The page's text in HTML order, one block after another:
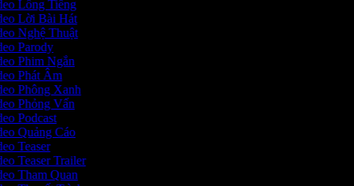
Lồng Tiếng
Lời Bài Hát
Nghệ Thuật
Parody
Phim Ngắn
Phát Âm
Phông Xanh
Phỏng Vấn
Podcast
Quảng Cáo
Teaser
Teaser Trailer
Tham Quan